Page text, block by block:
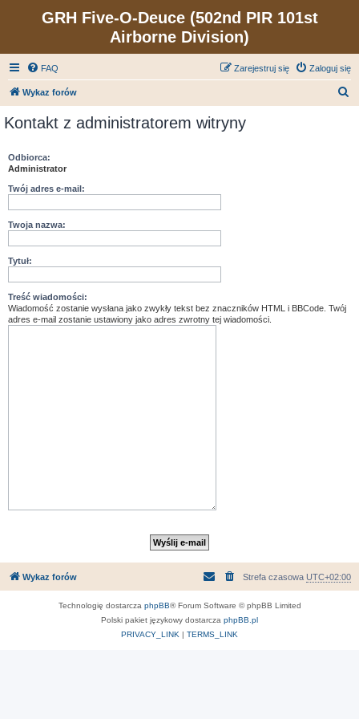
GRH Five-O-Deuce (502nd PIR 101st
Airborne Division)
FAQ Zaloguj się
Zarejestruj się
Wykaz forów
Kontakt z administratorem witryny
Odbiorca:
Administrator
Twój adres e-mail:
Twoja nazwa:
Tytuł:
Treść wiadomości:
Wiadomość zostanie wysłana jako zwykły tekst bez znaczników HTML i BBCode. Twój
adres e-mail zostanie ustawiony jako adres zwrotny tej wiadomości.
Wykaz forów Strefa czasowa UTC+02:00
Technologię dostarcza phpBB® Forum Software © phpBB Limited
Polski pakiet językowy dostarcza phpBB.pl
PRIVACY_LINK | TERMS_LINK